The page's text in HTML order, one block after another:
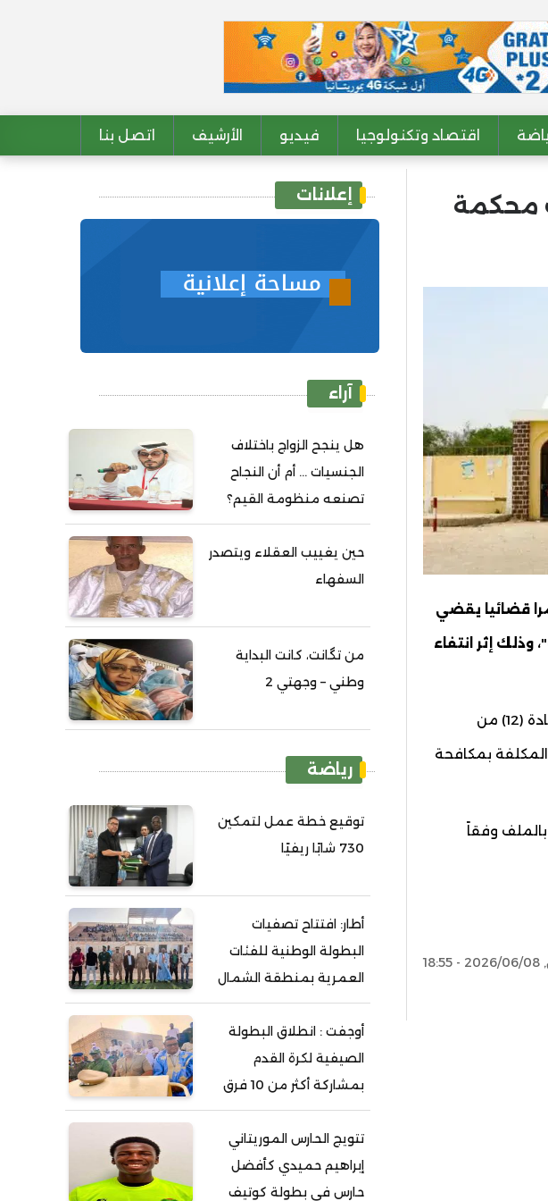
اقتصاد وتكنولوجيا فيديو الأرشيف اتصل بنا
محكمة
قضائيا يقضي
إثر انتفاء
وجاء القرار تأسيسيا على المواد التمهيدية والمادة (177) من قانون الإجراءات الجنائية، والمادة (12) من
المكلفة بمكافحة
بالملف وفقاً
إعلانات
آراء
هل ينجح الزواج باختلاف
الجنسيات ... أم أن النجاح
تصنعه منظومة القيم؟
حين يغييب العقلاء ويتصدر
السفهاء
من تگانت، كانت البداية
وطني – وجهتي 2
رياضة
توقيع خطة عمل لتمكين
730 شابًا ريفيًا
أطار: افتتاح تصفيات
البطولة الوطنية للفئات
العمرية بمنطقة الشمال
أوجفت : انطلاق البطولة
الصيفية لكرة القدم
بمشاركة أكثر من 10 فرق
تتويج الحارس الموريتاني
إبراهيم حميدي كأفضل
حارس في بطولة كوتيف